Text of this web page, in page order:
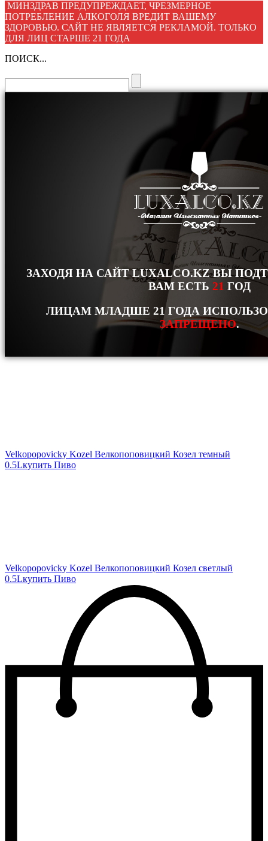
МИНЗДРАВ ПРЕДУПРЕЖДАЕТ, ЧРЕЗМЕРНОЕ
ПОТРЕБЛЕНИЕ АЛКОГОЛЯ ВРЕДИТ ВАШЕМУ
ЗДОРОВЬЮ. САЙТ НЕ ЯВЛЯЕТСЯ РЕКЛАМОЙ. ТОЛЬКО
ДЛЯ ЛИЦ СТАРШЕ 21 ГОДА
ПОИСК...
ЗАХОДЯ НА САЙТ LUXALCO.KZ ВЫ
ВАМ ЕСТЬ 21 ГОД
ЛИЦАМ МЛАДШЕ 21 ГОДА
ЗАПРЕЩЕНО.
Velkopopovicky Kozel Велкопоповицкий Козел темный
0.5Lкупить Пиво
Velkopopovicky Kozel Велкопоповицкий Козел светлый
0.5Lкупить Пиво